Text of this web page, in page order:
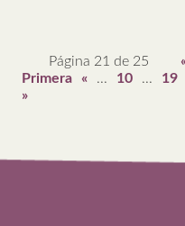
Página 21 de 25
Primera
« ... 10 ... 19
»